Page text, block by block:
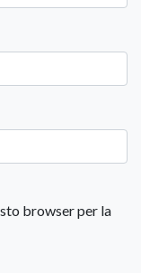
browser per la